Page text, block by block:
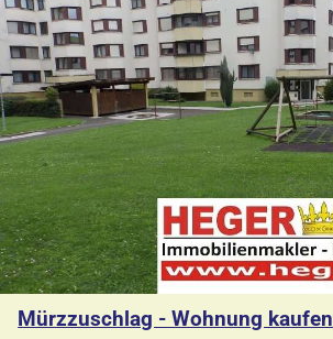
Mürzzuschlag - Wohnung kaufen